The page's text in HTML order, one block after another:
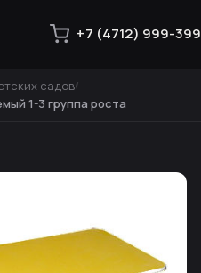
+7 (4712) 999-399
садов
1-3 группа роста